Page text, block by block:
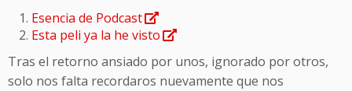
Esencia de Podcast
Esta peli ya la he visto
Tras el retorno ansiado por unos, ignorado por otros,
solo nos falta recordaros nuevamente que nos